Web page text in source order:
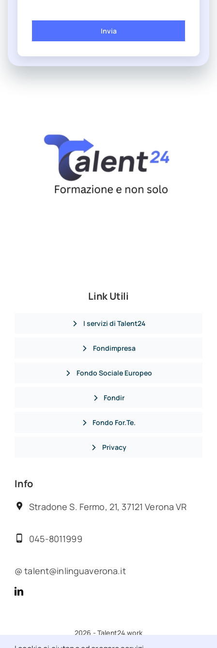
Invia
Link Utili
I servizi di Talent24
Fondimpresa
Fondo Sociale Europeo
Fondir
Fondo For.Te.
Privacy
Info
Stradone S. Fermo, 21, 37121 Verona VR
045-8011999
@ talent@inlinguaverona.it
2026 - Talent24.work